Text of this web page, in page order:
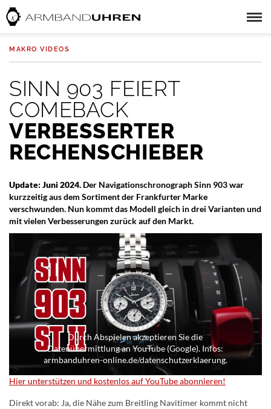
MAKRO VIDEOS
SINN 903 FEIERT
COMEBACK
VERBESSERTER
RECHENSCHIEBER
Update: Juni 2024. Der Navigationschronograph Sinn 903 war
kurzzeitig aus dem Sortiment der Frankfurter Marke
verschwunden. Nun kommt das Modell gleich in drei Varianten und
mit vielen Verbesserungen zurück auf den Markt.
Durch Abspielen akzeptieren Sie die
Datenübermittlung an YouTube (Google). Infos:
armbanduhren-online.de/datenschutzerklaerung.
Hier unterstützen und kostenlos auf YouTube abonnieren!
Direkt vorab: Ja, die Nähe zum Breitling Navitimer kommt nicht